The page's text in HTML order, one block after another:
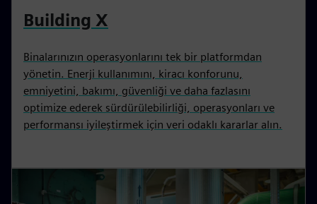
Building X
Binalarınızın operasyonlarını tek bir platformdan
yönetin. Enerji kullanımını, kiracı konforunu,
emniyetini, bakımı, güvenliği ve daha fazlasını
optimize ederek sürdürülebilirliği, operasyonları ve
performansı iyileştirmek için veri odaklı kararlar alın.